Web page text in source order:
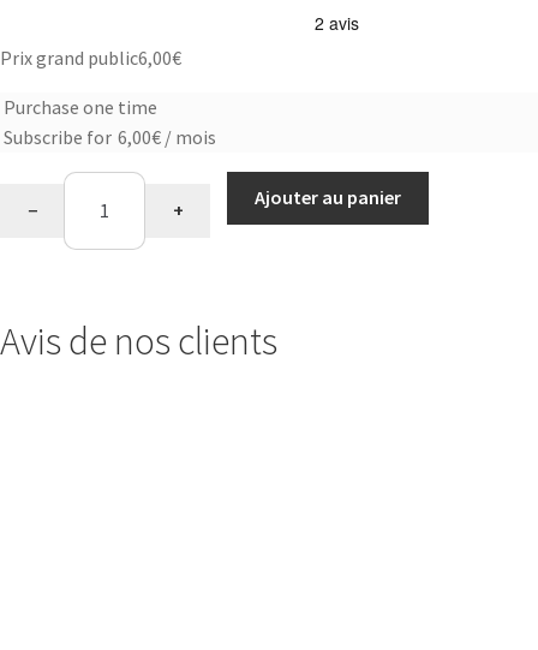
Prix grand public6,00€
Choose
purchase
Purchase one time
Subscribe for 6,00€ / mois
quantité
− +
Ajouter au panier
Avis de nos clients